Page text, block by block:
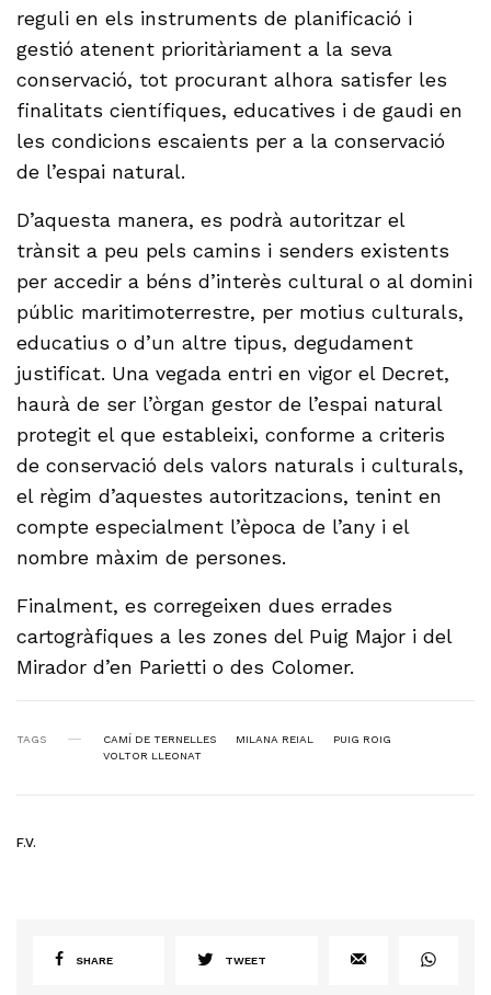
reguli en els instruments de planificació i
gestió atenent prioritàriament a la seva
conservació, tot procurant alhora satisfer les
finalitats científiques, educatives i de gaudi en
les condicions escaients per a la conservació
de l’espai natural.
D’aquesta manera, es podrà autoritzar el
trànsit a peu pels camins i senders existents
per accedir a béns d’interès cultural o al domini
públic maritimoterrestre, per motius culturals,
educatius o d’un altre tipus, degudament
justificat. Una vegada entri en vigor el Decret,
haurà de ser l’òrgan gestor de l’espai natural
protegit el que estableixi, conforme a criteris
de conservació dels valors naturals i culturals,
el règim d’aquestes autoritzacions, tenint en
compte especialment l’època de l’any i el
nombre màxim de persones.
Finalment, es corregeixen dues errades
cartogràfiques a les zones del Puig Major i del
Mirador d’en Parietti o des Colomer.
TAGS CAMÍ DE TERNELLES MILANA REIAL
PUIG ROIG
VOLTOR LLEONAT
F.V.
SHARE TWEET